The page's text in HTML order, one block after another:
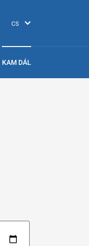
KAM DÁL